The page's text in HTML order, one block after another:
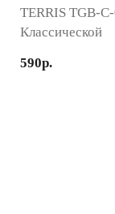
TERRIS TGB-
Классической
590р.